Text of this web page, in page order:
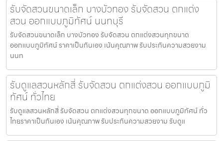
รับจัดสวนขนาดเล็ก บางบัวทอง รับจัดสวน ตกแต่ง
สวน ออกแบบภูมิทัศน์ นนทบุรี
รับจัดสวนขนาดเล็ก บางบัวทอง รับจัดสวน ตกแต่งสวนทุกขนาด
ออกแบบภูมิทัศน์ ราคาเป็นกันเอง เน้นคุณภาพ รับประกันความสวยงาม
นนท
รับดูแลสวนหลักสี่ รับจัดสวน ตกแต่งสวน ออกแบบภูมิ
ทัศน์ ทั่วไทย
รับดูแลสวนหลักสี่ รับจัดสวน ตกแต่งสวนทุกขนาด ออกแบบภูมิทัศน์ ทั่ว
ไทยราคาเป็นกันเอง เน้นคุณภาพ รับประกันความสวยงาม รับดูแ